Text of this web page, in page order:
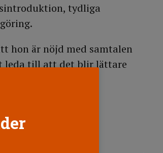
tydliga
hon är nöjd med samtalen
leda till att det blir lättare